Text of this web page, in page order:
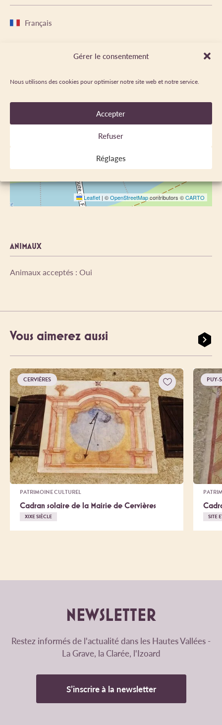
Gérer le consentement
Nous utilisons des cookies pour optimiser notre site web et notre service.
Accepter
Refuser
Réglages
Français
Leaflet | ©OpenStreetMapcontributors ©CARTO
ANIMAUX
Animaux acceptés : Oui
Vous aimerez aussi
CERVIÈRES
PATRIMOINE CULTUREL
Cadran solaire de la Mairie de Cervières
XIXE SIÈCLE
PUY-
SITE
NEWSLETTER
Restez informés de l'actualité dans les Hautes Vallées -
La Grave, la Clarée, l'Izoard
S’inscrire à la newsletter